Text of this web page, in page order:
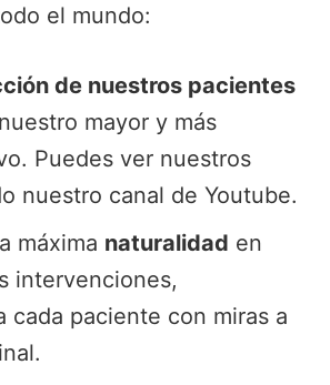
el mundo:
de nuestros pacientes
mayor y más
Puedes ver nuestros
nuestro canal de Youtube.
máxima naturalidad en
intervenciones,
cada paciente con miras a